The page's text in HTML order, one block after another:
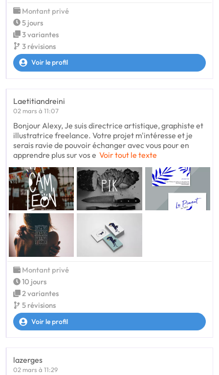
Montant privé
5 jours
3 variantes
3 révisions
Voir le profil
Laetitiandreini
02 mars à 11:07
Bonjour Alexy, Je suis directrice artistique, graphiste et
illustratrice freelance. Votre projet m'intéresse et je
serais ravie de pouvoir échanger avec vous pour en
apprendre plus sur vos e Voir tout le texte
Montant privé
10 jours
2 variantes
5 révisions
Voir le profil
lazerges
02 mars à 11:29